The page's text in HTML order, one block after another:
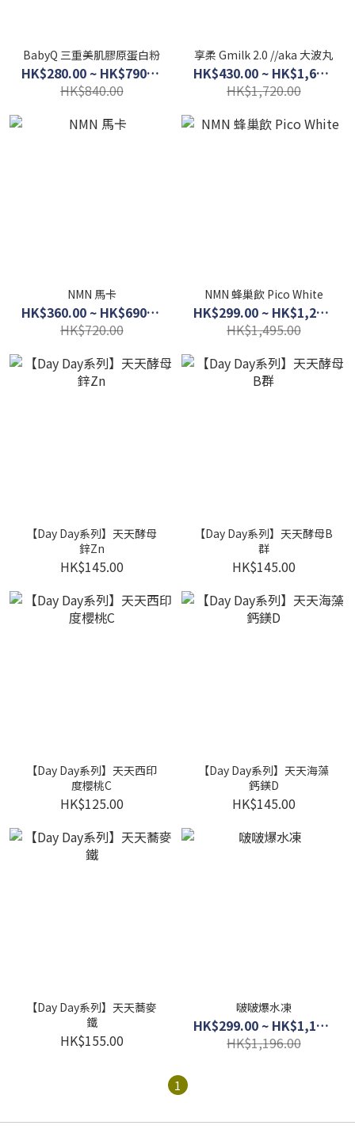
BabyQ 三重美肌膠原蛋白粉
HK$280.00 ~ HK$790.00
HK$840.00
享柔 Gmilk 2.0 //aka 大波丸
HK$430.00 ~ HK$1,600.00
HK$1,720.00
NMN 馬卡
HK$360.00 ~ HK$690.00
HK$720.00
NMN 蜂巢飲 Pico White
HK$299.00 ~ HK$1,280.00
HK$1,495.00
【Day Day系列】天天酵母
鋅Zn
HK$145.00
【Day Day系列】天天酵母B
群
HK$145.00
【Day Day系列】天天西印
度櫻桃C
HK$125.00
【Day Day系列】天天海藻
鈣鎂D
HK$145.00
【Day Day系列】天天蕎麥
鐵
HK$155.00
啵啵爆水凍
HK$299.00 ~ HK$1,120.00
HK$1,196.00
1